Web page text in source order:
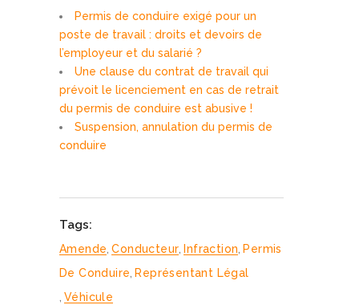
Permis de conduire exigé pour un
poste de travail : droits et devoirs de
l’employeur et du salarié ?
Une clause du contrat de travail qui
prévoit le licenciement en cas de retrait
du permis de conduire est abusive !
Suspension, annulation du permis de
conduire
Tags:
Amende Conducteur Infraction Permis
De Conduire Représentant Légal
Véhicule